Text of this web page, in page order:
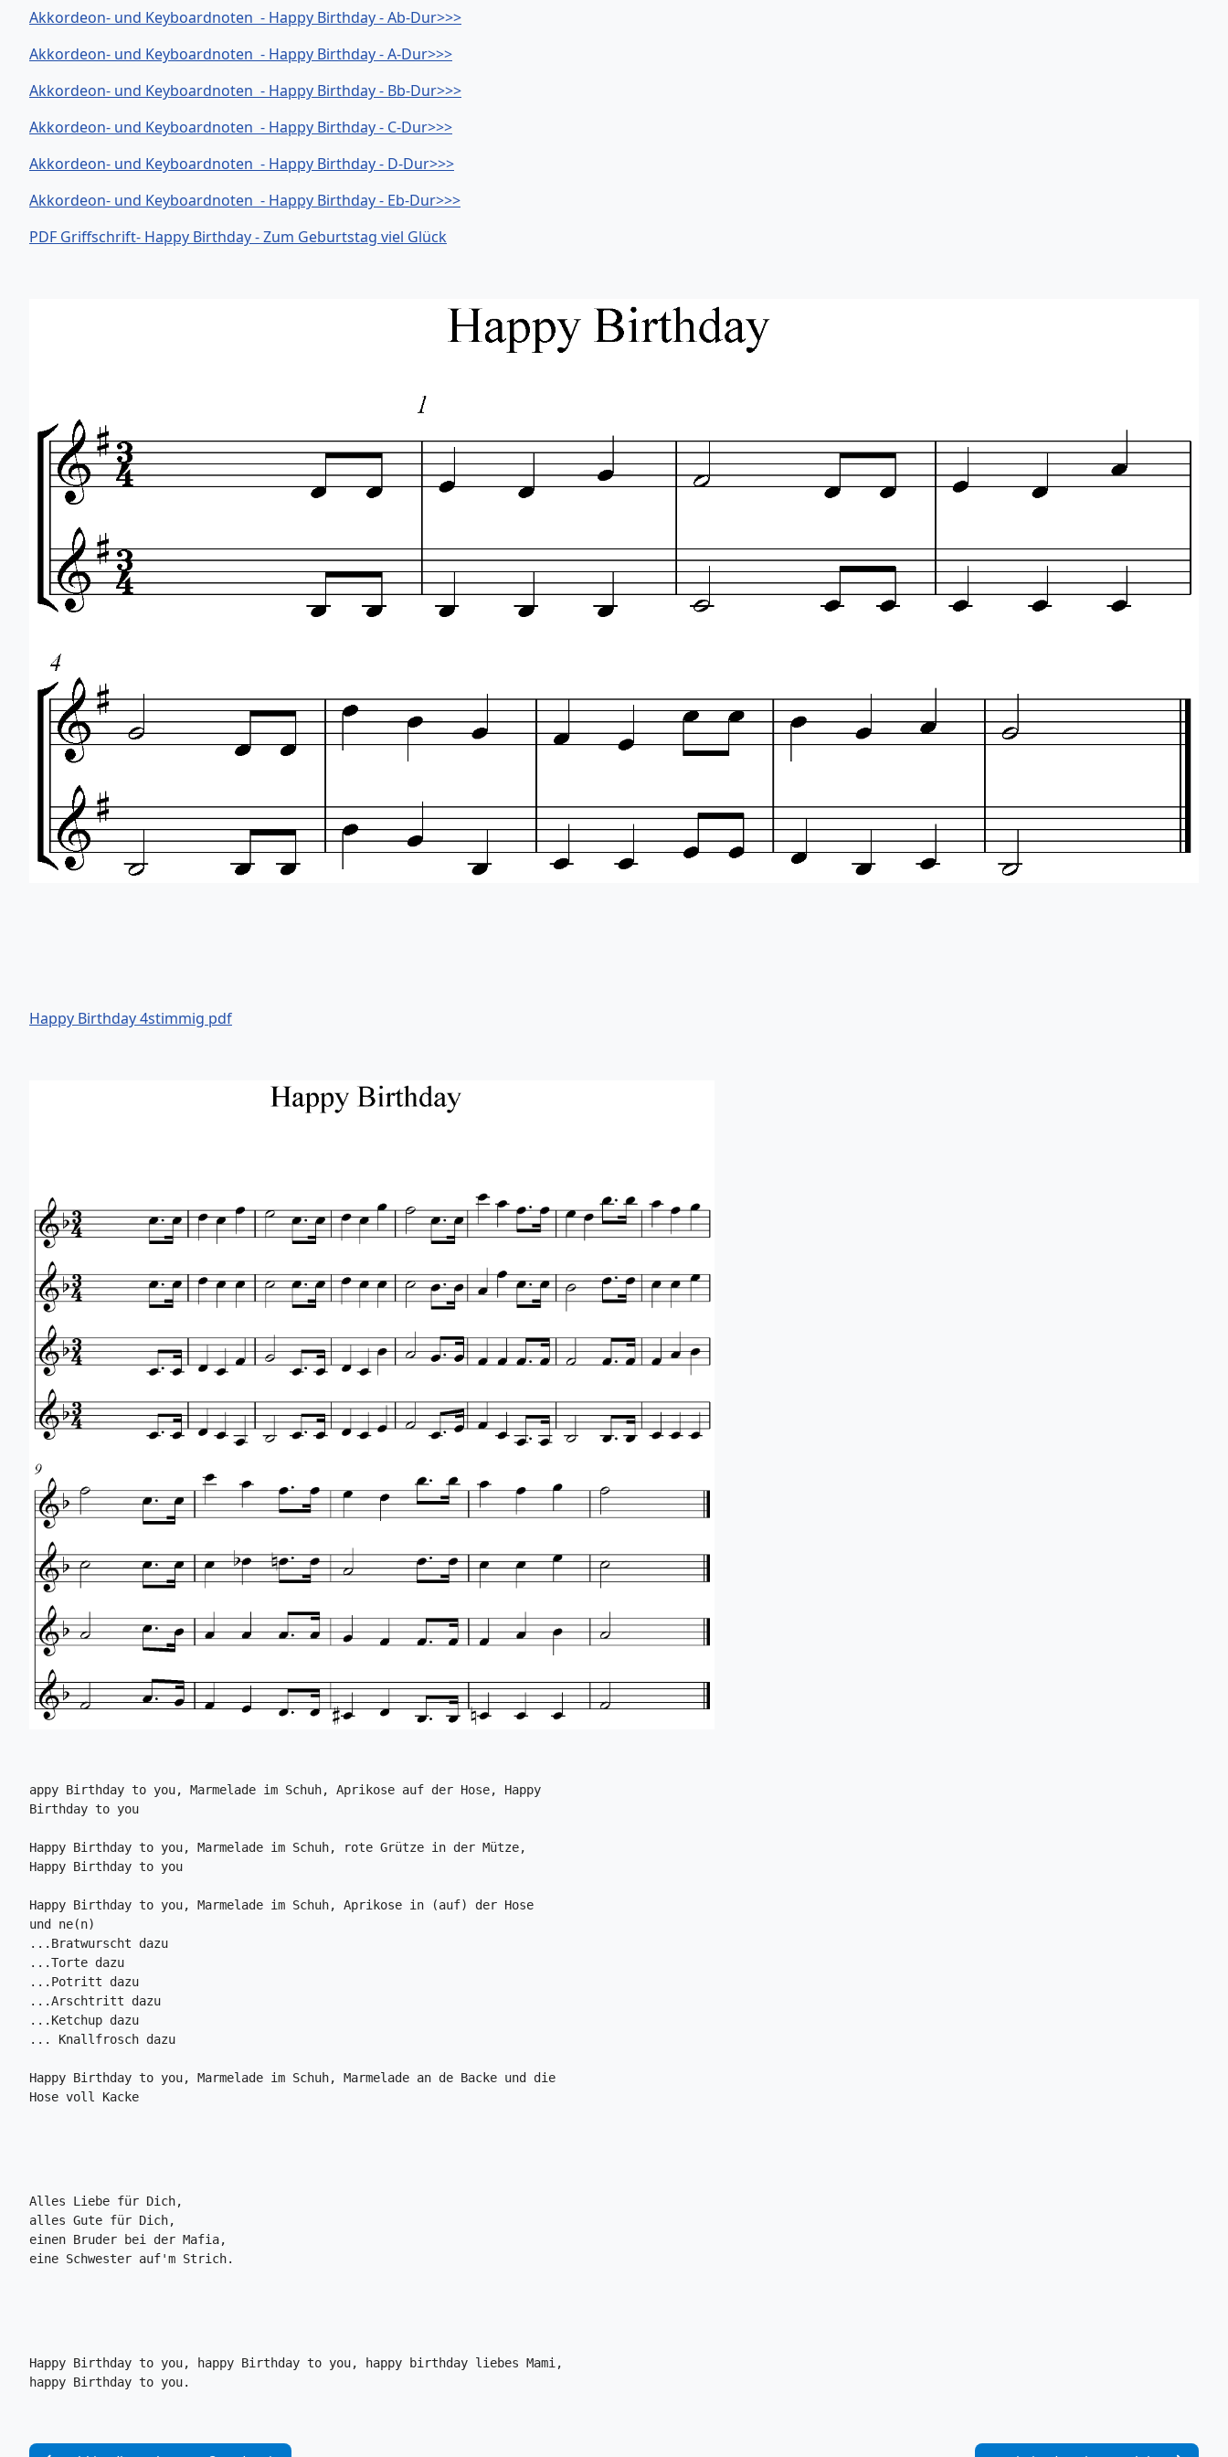
Akkordeon- und Keyboardnoten - Happy Birthday - Ab-Dur>>>
Akkordeon- und Keyboardnoten - Happy Birthday - A-Dur>>>
Akkordeon- und Keyboardnoten - Happy Birthday - Bb-Dur>>>
Akkordeon- und Keyboardnoten - Happy Birthday - C-Dur>>>
Akkordeon- und Keyboardnoten - Happy Birthday - D-Dur>>>
Akkordeon- und Keyboardnoten - Happy Birthday - Eb-Dur>>>
PDF Griffschrift- Happy Birthday - Zum Geburtstag viel Glück
Happy Birthday 4stimmig pdf
appy Birthday to you, Marmelade im Schuh, Aprikose auf der Hose, Happy
Birthday to you
Happy Birthday to you, Marmelade im Schuh, rote Grütze in der Mütze,
Happy Birthday to you
Happy Birthday to you, Marmelade im Schuh, Aprikose in (auf) der Hose
und ne(n)
...Bratwurscht dazu
...Torte dazu
...Potritt dazu
...Arschtritt dazu
...Ketchup dazu
... Knallfrosch dazu
Happy Birthday to you, Marmelade im Schuh, Marmelade an de Backe und die
Hose voll Kacke
Alles Liebe für Dich,
alles Gute für Dich,
einen Bruder bei der Mafia,
Happy Birthday to you, happy Birthday to you, happy birthday liebes Mami,